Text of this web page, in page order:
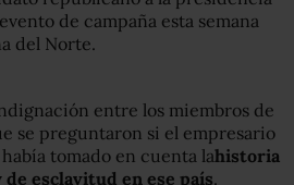
de campaña esta semana
del Norte.
entre los miembros de
se preguntaron si el empresario
tomado en cuenta lahistoria
de esclavitud en ese país.